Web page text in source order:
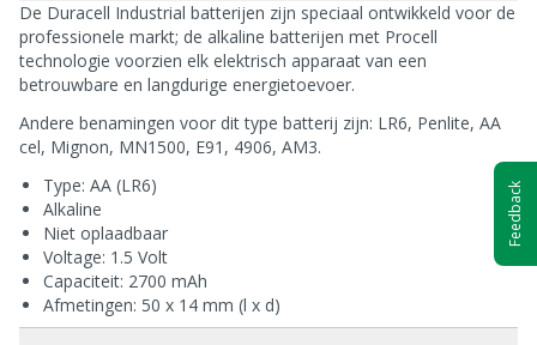
De Duracell Industrial batterijen zijn speciaal ontwikkeld voor de
professionele markt; de alkaline batterijen met Procell
technologie voorzien elk elektrisch apparaat van een
betrouwbare en langdurige energietoevoer.
Andere benamingen voor dit type batterij zijn: LR6, Penlite, AA
cel, Mignon, MN1500, E91, 4906, AM3.
Type: AA (LR6)
Alkaline
Niet oplaadbaar
Voltage: 1.5 Volt
Capaciteit: 2700 mAh
Afmetingen: 50 x 14 mm (l x d)
Feedback